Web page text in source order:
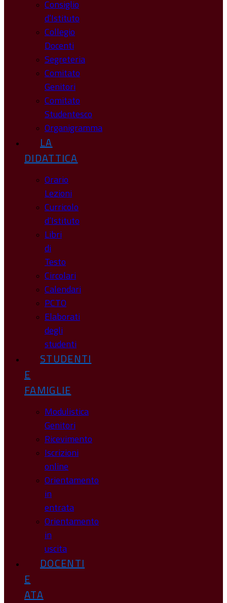
Consiglio
d’Istituto
Collegio
Docenti
Segreteria
Comitato
Genitori
Comitato
Studentesco
Organigramma
LA
DIDATTICA
Orario
Lezioni
Curricolo
d’Istituto
Libri
di
Testo
Circolari
Calendari
PCTO
Elaborati
degli
studenti
STUDENTI
E
FAMIGLIE
Modulistica
Genitori
Ricevimento
Iscrizioni
online
Orientamento
in
entrata
Orientamento
in
uscita
DOCENTI
E
ATA